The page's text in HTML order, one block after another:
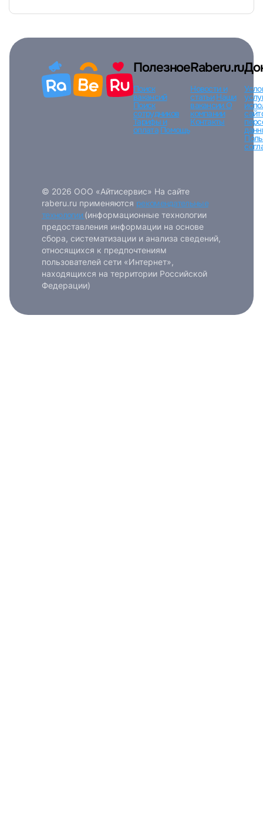
Полезное
Поиск
вакансий
Поиск
сотрудников
Тарифы и
оплата Помощь
Raberu.ru
Новости и
статьи Наши
вакансииО
компании
Контакты
© 2026 ООО «Айтисервис» На сайте
raberu.ru применяются рекомендательные
технологии (информационные технологии
предоставления информации на основе
сбора, систематизации и анализа сведений,
относящихся к предпочтениям
пользователей сети «Интернет»,
находящихся на территории Российской
Федерации)